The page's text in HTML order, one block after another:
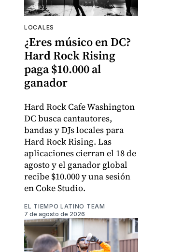
LOCALES
¿Eres músico en DC?
Hard Rock Rising
paga $10.000 al
ganador
Hard Rock Cafe Washington
DC busca cantautores,
bandas y DJs locales para
Hard Rock Rising. Las
aplicaciones cierran el 18 de
agosto y el ganador global
recibe $10.000 y una sesión
en Coke Studio.
EL TIEMPO LATINO TEAM
7 de agosto de 2026